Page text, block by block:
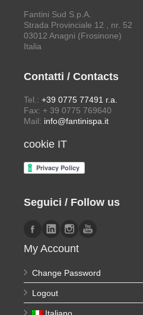
Fantini Sud S.p.A.
Strada Provinciale 12 , nr. 52
03012 Anagni (Frosinone)
Italia
Contatti / Contacts
Tel.: +39 0775 77491 r.a.
Fax: + 39 0775 769640
Mail: info@fantinispa.it
cookie IT
Seguici / Follow us
My Account
Change Password
Logout